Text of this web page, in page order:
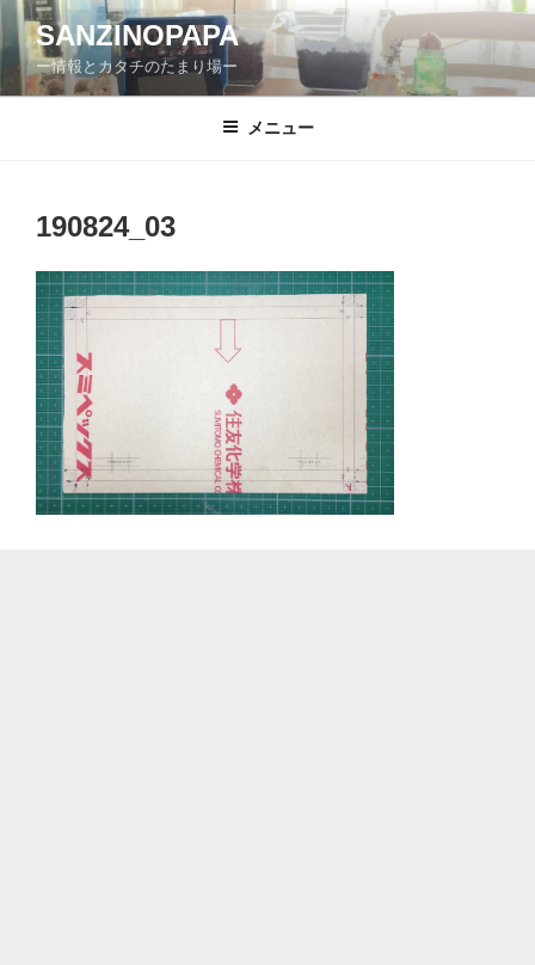
コ
ン
SANZINOPAPA
ー情報とカタチのたまり場ー
メニュー
190824_03